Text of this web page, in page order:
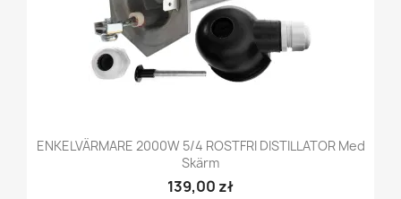
ENKELVÄRMARE 2000W 5/4 ROSTFRI DISTILLATOR Med
Skärm
139,00 zł